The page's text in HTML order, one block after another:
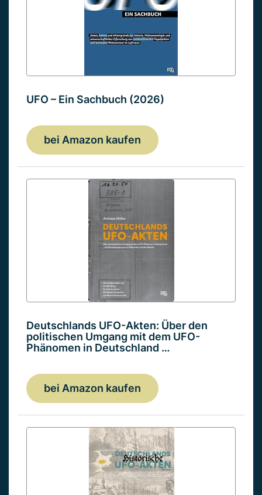
UFO – Ein Sachbuch (2026)
bei Amazon kaufen
Deutschlands UFO-Akten: Über den
politischen Umgang mit dem UFO-
Phänomen in Deutschland …
bei Amazon kaufen